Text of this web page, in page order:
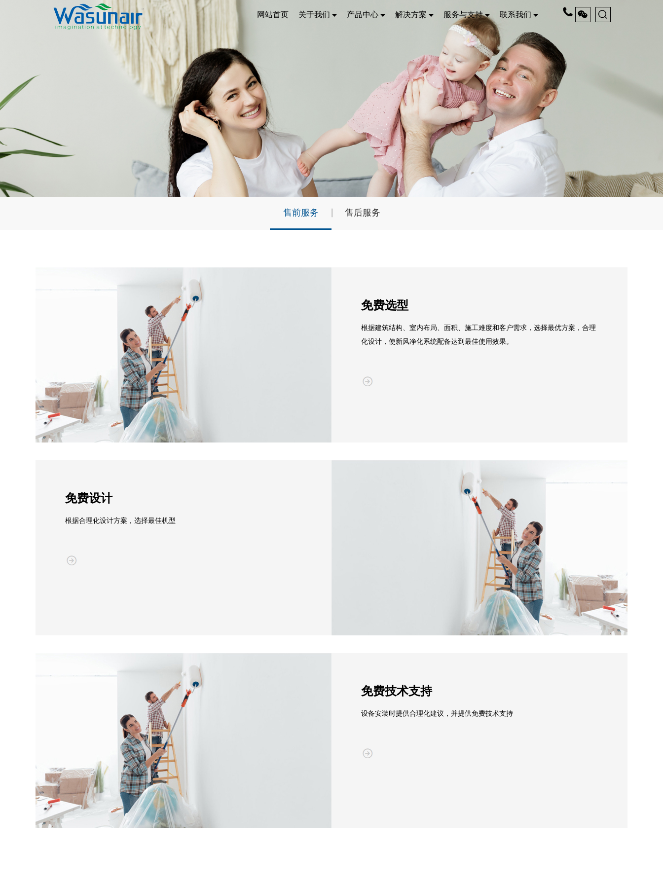
网站首页 关于我们 产品中心 解决方案 服务与支持 联系我们
售前服务 售后服务
免费选型
根据建筑结构、室内布局、面积、施工难度和客户需求，选择最优方案，合理
化设计，使新风净化系统配备达到最佳使用效果。
免费设计
根据合理化设计方案，选择最佳机型
免费技术支持
设备安装时提供合理化建议，并提供免费技术支持